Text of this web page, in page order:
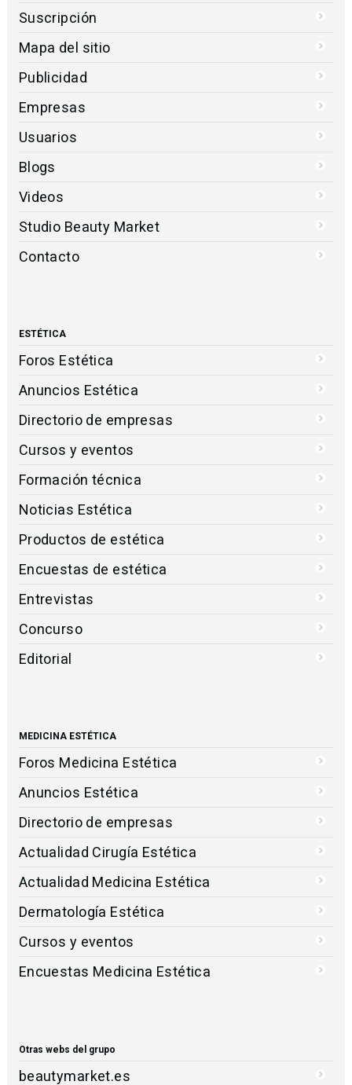
Suscripción
Mapa del sitio
Publicidad
Empresas
Usuarios
Blogs
Videos
Studio Beauty Market
Contacto
ESTÉTICA
Foros Estética
Anuncios Estética
Directorio de empresas
Cursos y eventos
Formación técnica
Noticias Estética
Productos de estética
Encuestas de estética
Entrevistas
Concurso
Editorial
MEDICINA ESTÉTICA
Foros Medicina Estética
Anuncios Estética
Directorio de empresas
Actualidad Cirugía Estética
Actualidad Medicina Estética
Dermatología Estética
Cursos y eventos
Encuestas Medicina Estética
Otras webs del grupo
beautymarket.es